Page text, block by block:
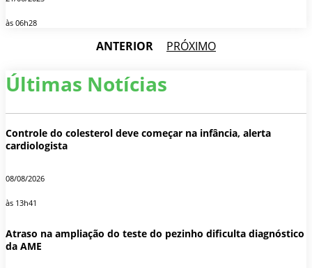
às 06h28
ANTERIOR PRÓXIMO
Últimas Notícias
Controle do colesterol deve começar na infância, alerta
cardiologista
08/08/2026
às 13h41
Atraso na ampliação do teste do pezinho dificulta diagnóstico
da AME